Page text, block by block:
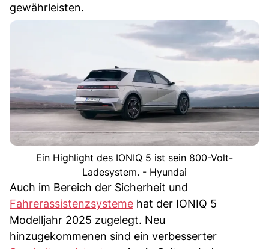
gewährleisten.
Ein Highlight des IONIQ 5 ist sein 800-Volt-
Ladesystem. - Hyundai
Auch im Bereich der Sicherheit und
Fahrerassistenzsysteme hat der IONIQ 5
Modelljahr 2025 zugelegt. Neu
hinzugekommenen sind ein verbesserter